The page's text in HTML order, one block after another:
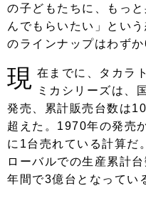
の子どもたちに、もっ
んでもらいたい」とい
のラインナップはわずか
現 在までに、タカラ
ミカシリーズは、
発売、累計販売台数は
超えた。1970年の発売
に1台売れている計算だ
ローバルでの生産累計
年間で3億台となってい